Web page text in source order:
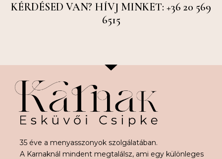
KÉRDÉSED VAN? HÍVJ MINKET: +36 20 569
6515
35 éve a menyasszonyok szolgálatában.
A Karnaknál mindent megtalálsz, ami egy különleges